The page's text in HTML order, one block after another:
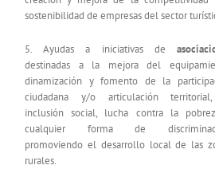
sostenibilidad de empresas del sector
5. Ayudas a iniciativas de
destinadas a la mejora del
dinamización y fomento de la
ciudadana y/o articulación
inclusión social, lucha contra la
cualquier forma de
promoviendo el desarrollo local de las
rurales.